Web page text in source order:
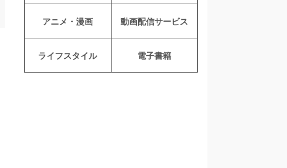
アニメ・漫画 動画配信サービス
ライフスタイル 電子書籍